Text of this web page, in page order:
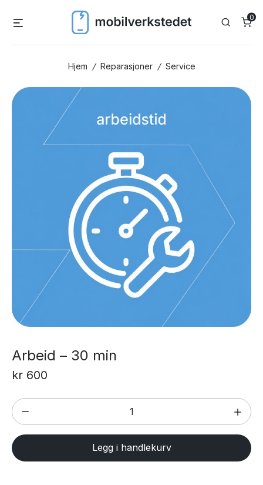
Search
0
Hjem / Reparasjoner / Service
Arbeid – 30 min
kr 600
Arbeid
–
30
min
Legg i handlekurv